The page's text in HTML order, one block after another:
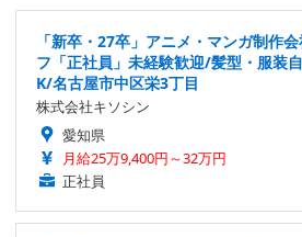
「新卒・27卒」アニメ・マンガ制作
フ「正社員」未経験歓迎/髪型・服装
K/名古屋市中区栄3丁目
株式会社キソシン
愛知県
月給25万9,400円～32万円
正社員